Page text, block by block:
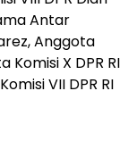
Antar
Anggota
Komisi X DPR RI
VII DPR RI